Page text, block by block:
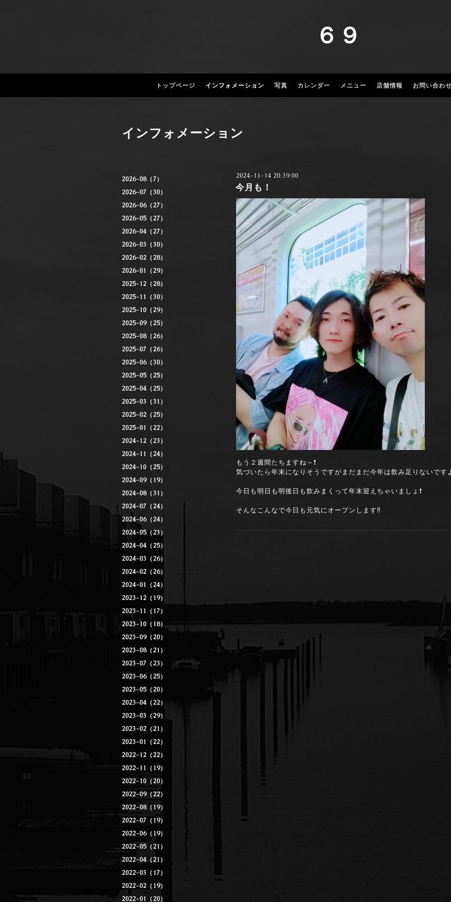
６９
トップページ インフォメーション 写真 カレンダー メニュー 店舗情報 お問い合わ
2026-08（7）
2026-07（30）
2026-06（27）
2026-05（27）
2026-04（27）
2026-03（30）
2026-02（28）
2026-01（29）
2025-12（28）
2025-11（30）
2025-10（29）
2025-09（25）
2025-08（26）
2025-07（26）
2025-06（30）
2025-05（25）
2025-04（25）
2025-03（31）
2025-02（25）
2025-01（22）
2024-12（23）
2024-11（24）
2024-10（25）
2024-09（19）
2024-08（31）
2024-07（24）
2024-06（24）
2024-05（23）
2024-04（25）
2024-03（26）
2024-02（26）
2024-01（24）
2023-12（19）
2023-11（17）
2023-10（18）
2023-09（20）
2023-08（21）
2023-07（23）
2023-06（25）
2023-05（20）
2023-04（22）
2023-03（29）
2023-02（21）
2023-01（22）
2022-12（22）
2022-11（19）
2022-10（20）
2022-09（22）
2022-08（19）
2022-07（19）
2022-06（19）
2022-05（21）
2022-04（21）
2022-03（17）
2022-02（19）
2022-01（20）
インフォメーション
2024-11-14 20:39:00
今月も！
もう２週間たちますね～❗
気づいたら年末になりそうですがまだまだ今年は飲み足りないです
今日も明日も明後日も飲みまくって年末迎えちゃいましょ❗
そんなこんなで今日も元気にオープンします‼️